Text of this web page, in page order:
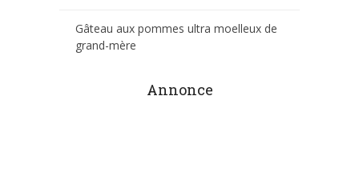
Gâteau aux pommes ultra moelleux de
grand-mère
Annonce